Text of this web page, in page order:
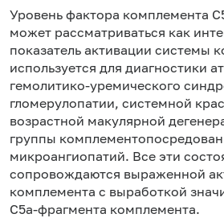
Уровень фактора комплемента
может рассматриваться как
показатель активации системы
используется для диагностики
гемолитико-уремического
гломерулопатии, системной
возрастной макулярной
группы
микроангиопатий. Все эти
сопровождаются выраженной
комплемента с выработкой
С5а-фрагмента комплемента.